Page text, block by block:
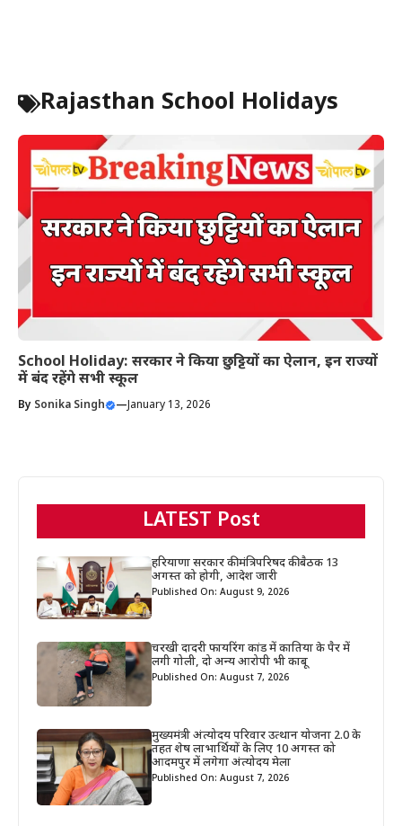
Rajasthan School Holidays
School Holiday: सरकार ने किया छुट्टियों का ऐलान, इन राज्यों
में बंद रहेंगे सभी स्कूल
By Sonika Singh —January 13, 2026
LATEST Post
हरियाणा सरकार की मंत्रिपरिषद की बैठक 13
अगस्त को होगी, आदेश जारी
Published On: August 9, 2026
चरखी दादरी फायरिंग कांड में कातिया के पैर में
लगी गोली, दो अन्य आरोपी भी काबू
Published On: August 7, 2026
मुख्यमंत्री अंत्योदय परिवार उत्थान योजना 2.0 के
तहत शेष लाभार्थियों के लिए 10 अगस्त को
आदमपुर में लगेगा अंत्योदय मेला
Published On: August 7, 2026